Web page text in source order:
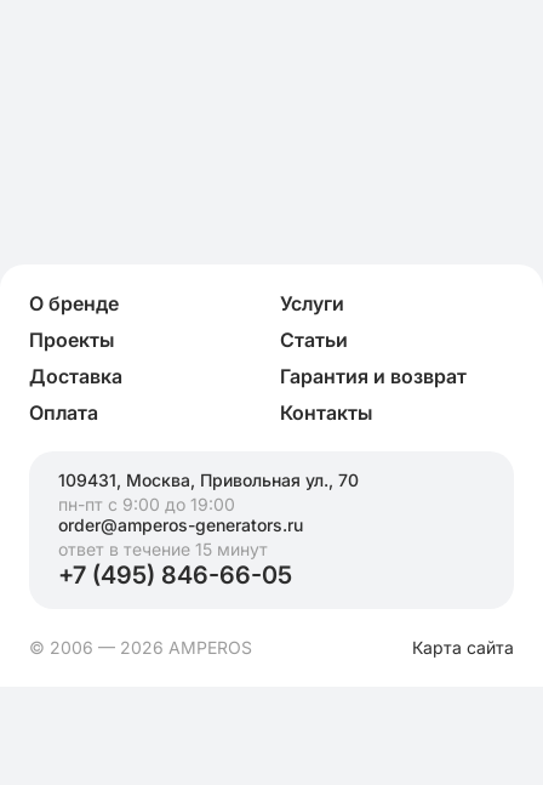
О бренде
Услуги
Проекты
Статьи
Доставка
Гарантия и возврат
Оплата
Контакты
109431, Москва, Привольная ул., 70
пн-пт с 9:00 до 19:00
order@amperos-generators.ru
ответ в течение 15 минут
+7 (495) 846-66-05
© 2006 — 2026 AMPEROS Карта сайта